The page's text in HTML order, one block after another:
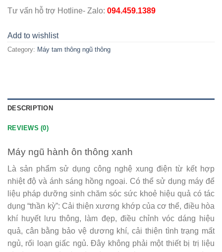
Tư vấn hỗ trợ Hotline- Zalo: 094.459.1389
Add to wishlist
Category: Máy tam thông ngũ thông
DESCRIPTION
REVIEWS (0)
Máy ngũ hành ôn thông xanh
Là sản phẩm sử dụng công nghệ xung điện từ kết hợp
nhiệt độ và ánh sáng hồng ngoại. Có thể sử dụng máy để
liệu pháp dưỡng sinh chăm sóc sức khoẻ hiệu quả có tác
dụng “thần kỳ”: Cải thiện xương khớp của cơ thể, điều hòa
khí huyết lưu thông, làm đẹp, điều chỉnh vóc dáng hiệu
quả, cân bằng bảo vệ dương khí, cải thiện tình trạng mất
ngủ, rối loạn giấc ngủ. Đây không phải một thiết bị trị liệu